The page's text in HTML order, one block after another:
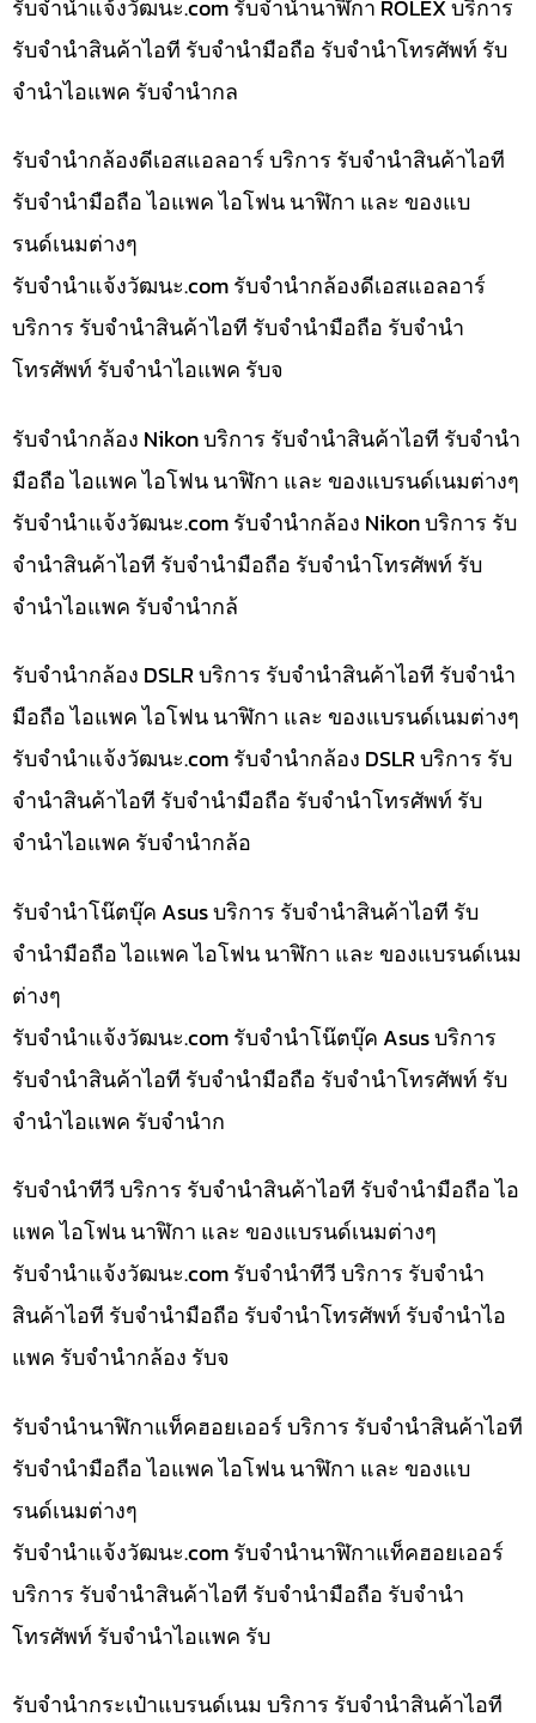
รับจํานําแจ้งวัฒนะ.com รับจำนำนาฬิกา ROLEX บริการ
รับจำนำสินค้าไอที รับจำนำมือถือ รับจำนำโทรศัพท์ รับ
จำนำไอแพค รับจำนำกล
รับจำนำกล้องดีเอสแอลอาร์ บริการ รับจำนำสินค้าไอที
รับจำนำมือถือ ไอแพค ไอโฟน นาฬิกา และ ของแบ
รนด์เนมต่างๆ
รับจํานําแจ้งวัฒนะ.com รับจำนำกล้องดีเอสแอลอาร์
บริการ รับจำนำสินค้าไอที รับจำนำมือถือ รับจำนำ
โทรศัพท์ รับจำนำไอแพค รับจ
รับจำนำกล้อง Nikon บริการ รับจำนำสินค้าไอที รับจำนำ
มือถือ ไอแพค ไอโฟน นาฬิกา และ ของแบรนด์เนมต่างๆ
รับจํานําแจ้งวัฒนะ.com รับจำนำกล้อง Nikon บริการ รับ
จำนำสินค้าไอที รับจำนำมือถือ รับจำนำโทรศัพท์ รับ
จำนำไอแพค รับจำนำกล้
รับจำนำกล้อง DSLR บริการ รับจำนำสินค้าไอที รับจำนำ
มือถือ ไอแพค ไอโฟน นาฬิกา และ ของแบรนด์เนมต่างๆ
รับจํานําแจ้งวัฒนะ.com รับจำนำกล้อง DSLR บริการ รับ
จำนำสินค้าไอที รับจำนำมือถือ รับจำนำโทรศัพท์ รับ
จำนำไอแพค รับจำนำกล้อ
รับจำนำโน๊ตบุ๊ค Asus บริการ รับจำนำสินค้าไอที รับ
จำนำมือถือ ไอแพค ไอโฟน นาฬิกา และ ของแบรนด์เนม
ต่างๆ
รับจํานําแจ้งวัฒนะ.com รับจำนำโน๊ตบุ๊ค Asus บริการ
รับจำนำสินค้าไอที รับจำนำมือถือ รับจำนำโทรศัพท์ รับ
จำนำไอแพค รับจำนำก
รับจำนำทีวี บริการ รับจำนำสินค้าไอที รับจำนำมือถือ ไอ
แพค ไอโฟน นาฬิกา และ ของแบรนด์เนมต่างๆ
รับจํานําแจ้งวัฒนะ.com รับจำนำทีวี บริการ รับจำนำ
สินค้าไอที รับจำนำมือถือ รับจำนำโทรศัพท์ รับจำนำไอ
แพค รับจำนำกล้อง รับจ
รับจำนำนาฬิกาแท็คฮอยเออร์ บริการ รับจำนำสินค้าไอที
รับจำนำมือถือ ไอแพค ไอโฟน นาฬิกา และ ของแบ
รนด์เนมต่างๆ
รับจํานําแจ้งวัฒนะ.com รับจำนำนาฬิกาแท็คฮอยเออร์
บริการ รับจำนำสินค้าไอที รับจำนำมือถือ รับจำนำ
โทรศัพท์ รับจำนำไอแพค รับ
รับจำนำกระเป๋าแบรนด์เนม บริการ รับจำนำสินค้าไอที